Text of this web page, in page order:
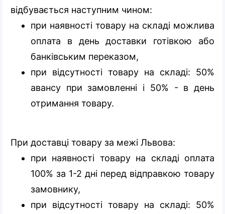
відбувається наступним чином:
при наявності товару на складі можлива
оплата в день доставки готівкою або
банківським переказом,
при відсутності товару на складі: 50%
авансу при замовленні і 50% - в день
отримання товару.
При доставці товару за межі Львова:
при наявності товару на складі оплата
100% за 1-2 дні перед відправкою товару
замовнику,
при відсутності товару на складі: 50%